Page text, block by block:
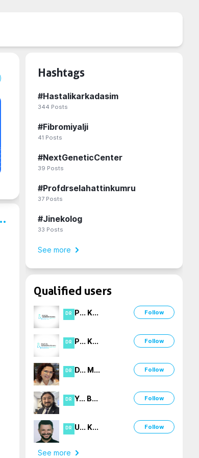
Hashtags
#Hastalikarkadasim
344 Posts
#Fibromiyalji
41 Posts
#NextGeneticCenter
39 Posts
#Profdrselahattinkumru
37 Posts
#Jinekolog
33 Posts
See more
Qualified users
DR P... K... Follow
DR P... K... Follow
DR D... M... Follow
DR Y... B... Follow
DR U... K... Follow
See more